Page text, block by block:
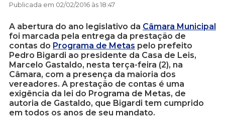
Publicada em 02/02/2016 às 18:47
A abertura do ano legislativo da Câmara Municipal
foi marcada pela entrega da prestação de
contas do Programa de Metas pelo prefeito
Pedro Bigardi ao presidente da Casa de Leis,
Marcelo Gastaldo, nesta terça-feira (2), na
Câmara, com a presença da maioria dos
vereadores. A prestação de contas é uma
exigência da lei do Programa de Metas, de
autoria de Gastaldo, que Bigardi tem cumprido
em todos os anos de seu mandato.